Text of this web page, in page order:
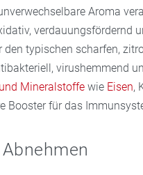
Aroma
verdauungsfördernd
typischen scharfen,
virushemmend
Mineralstoffewie Eisen,
Booster für das